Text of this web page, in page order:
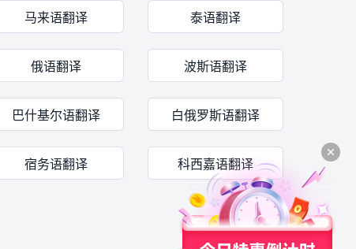
马来语翻译 泰语翻译
俄语翻译 波斯语翻译
巴什基尔语翻译 白俄罗斯语翻译
宿务语翻译 科西嘉语翻译